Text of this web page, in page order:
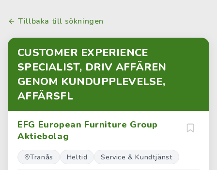
Tillbaka till sökningen
CUSTOMER EXPERIENCE
SPECIALIST, DRIV AFFÄREN
GENOM KUNDUPPLEVELSE,
AFFÄRSFL
EFG European Furniture Group
Aktiebolag
Tranås Heltid Service & Kundtjänst